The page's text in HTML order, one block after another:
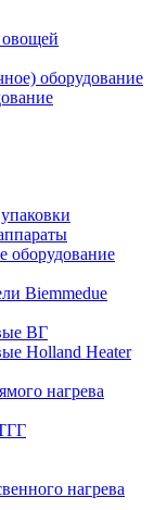
овощей
оборудование
оборудование
Biemmedue
ВГ
Holland Heater
нагрева
нагрева